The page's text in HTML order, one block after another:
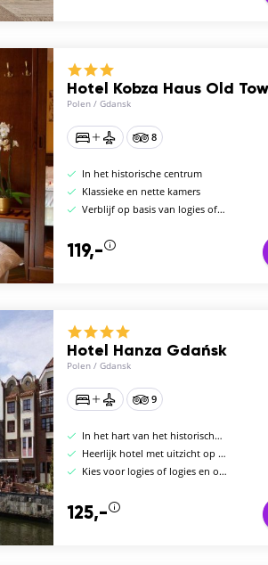
Hotel Kobza Haus Old
Polen / Gdansk
8
In het historische centrum
Klassieke en nette kamers
Verblijf op basis van logies of logies en ontbijt
119,-
Hotel Hanza Gdańsk
Polen / Gdansk
9
In het hart van het historische centrum
Heerlijk hotel met uitzicht op rivier de Motława
Kies voor logies of logies en ontbijt
125,-